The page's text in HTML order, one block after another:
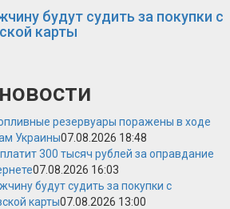
будут судить за покупки с
карты
резервуары поражены в ходе
Украины07.08.2026 18:48
300 тысяч рублей за оправдание
07.08.2026 16:03
будут судить за покупки с
карты07.08.2026 13:00